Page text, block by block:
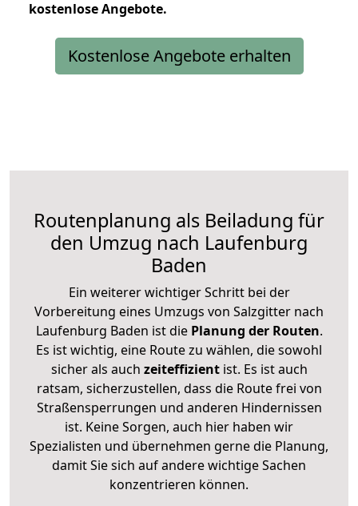
kostenloseAngebote.
Kostenlose Angebote erhalten
Routenplanung als Beiladung für
den Umzug nach Laufenburg
Baden
Ein weiterer wichtiger Schritt bei der
Vorbereitung eines Umzugs von Salzgitter nach
Laufenburg Baden ist diePlanung der Routen.
Es ist wichtig, eine Route zu wählen, die sowohl
sicher als auch zeiteffizientist. Es ist auch
ratsam, sicherzustellen, dass die Route frei von
Straßensperrungen und anderen Hindernissen
ist. Keine Sorgen, auch hier haben wir
Spezialisten und übernehmen gerne die Planung,
damit Sie sich auf andere wichtige Sachen
konzentrieren können.